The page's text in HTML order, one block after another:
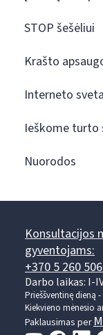
STOP šešėliui
Krašto
Interneto
Ieškome turto
Nuorodos
Konsultacijos
gyventojams:
+370 5 260
Darbo laikas: I-
Prieššventinę dieną
Kiekvieno mėnesio
Paklausimas per